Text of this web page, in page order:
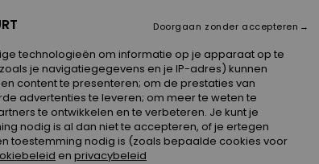
technologieën om informatie op je apparaat op te
je navigatiegegevens en je IP-adres) kunnen
content te presenteren; om de prestaties van
advertenties te leveren; om meer te weten te
te ontwikkelen en te verbeteren. Je kunt je
nodig is al dan niet te accepteren, of je ertegen
toestemming nodig is (zoals bepaalde cookies voor
en privacybeleid
Doorgaan zonder accepteren